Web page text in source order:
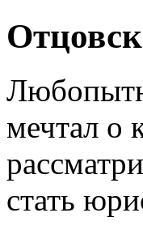
мечтал о
стать